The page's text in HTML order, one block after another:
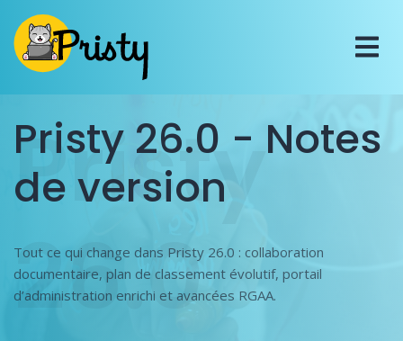
Pristy 26.0 - Notes
de version
Pristy
26.0
Tout ce qui change dans Pristy 26.0 : collaboration
documentaire, plan de classement évolutif, portail
d’administration enrichi et avancées RGAA.